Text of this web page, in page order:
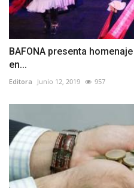
BAFONA presenta
en...
Editora Junio 12, 2019 957